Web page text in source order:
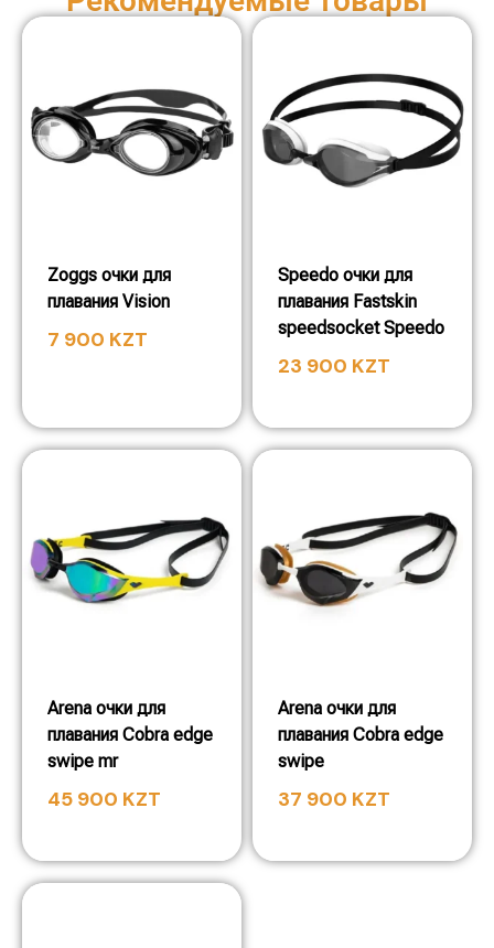
Zoggs очки для
плавания Vision
7 900 KZT
Speedo очки для
плавания Fastskin
speedsocket Speedo
23 900 KZT
Arena очки для
плавания Cobra edge
swipe mr
45 900 KZT
Arena очки для
плавания Cobra edge
swipe
37 900 KZT